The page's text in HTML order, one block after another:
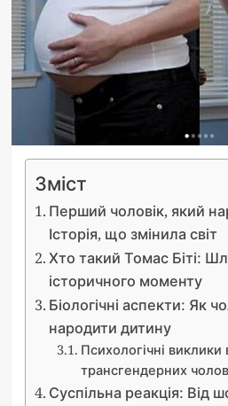
Зміст
Перший чоловік, який
Історія, що змінила світ
Хто такий Томас Біті:
історичного моменту
Біологічні аспекти: Як
народити дитину
Психологічні виклики
трансгендерних
Суспільна реакція: Від